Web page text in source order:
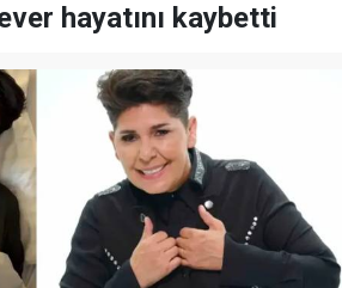
hayatını kaybetti